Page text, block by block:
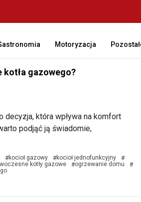
Motoryzacja
kotła gazowego?
która wpływa na komfort
podjąć ją świadomie,
#kocioł gazowy #kocioł jednofunkcyjny
#
kotły gazowe #ogrzewanie domu
#